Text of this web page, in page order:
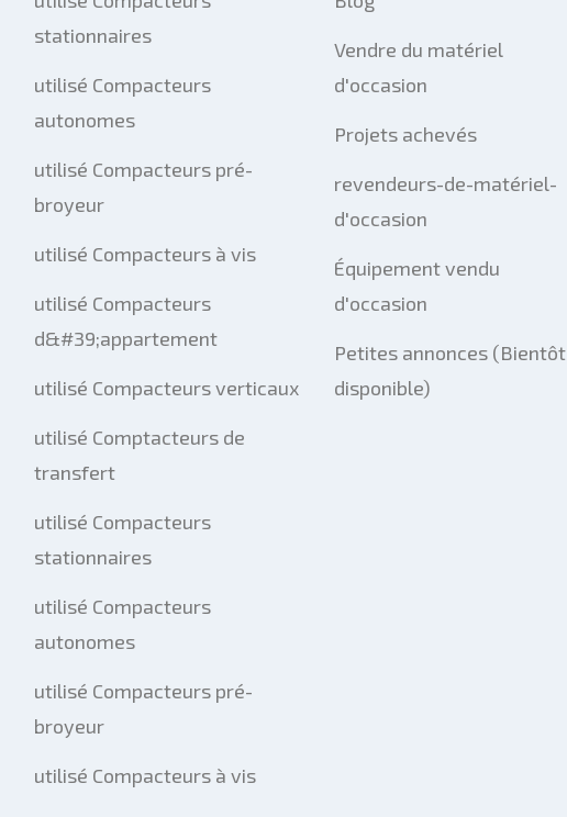
stationnaires
utilisé Compacteurs
autonomes
utilisé Compacteurs pré-
broyeur
utilisé Compacteurs à vis
utilisé Compacteurs
d&#39;appartement
utilisé Compacteurs verticaux
utilisé Comptacteurs de
transfert
utilisé Compacteurs
stationnaires
utilisé Compacteurs
autonomes
utilisé Compacteurs pré-
broyeur
utilisé Compacteurs à vis
Vendre du matériel
d'occasion
Projets achevés
revendeurs-de-matériel-
d'occasion
Équipement vendu
d'occasion
Petites annonces (Bientôt
disponible)